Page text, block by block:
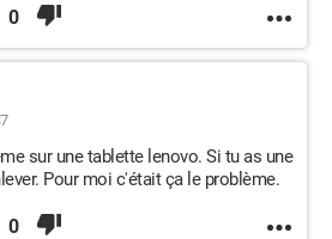
0
sur une tablette lenovo. Si tu as une
Pour moi c'était ça le problème.
0